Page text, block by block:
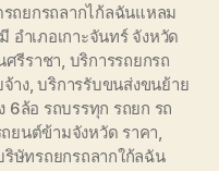
ถยกรถลากไก้ลฉันแหลม
ำเภอเกาะจันทร์ จังหวัด
รีราชา, บริการรถยกรถ
าง,บริการรับขนส่งขนย้าย
6ล้อ รถบรรทุก รถยก รถ
ยนต์ข้ามจังหวัด ราคา,
ริษัทรถยกรถลากใก้ลฉัน